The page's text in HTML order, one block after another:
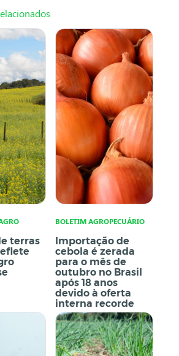
terras
BOLETIM AGROPECUÁRIO
Importação de
cebola é zerada
para o mês de
outubro no Brasil
após 18 anos
devido à oferta
interna recorde